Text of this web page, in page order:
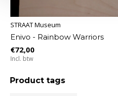
STRAAT Museum
Enivo - Rainbow Warriors
€72,00
Incl. btw
Product tags